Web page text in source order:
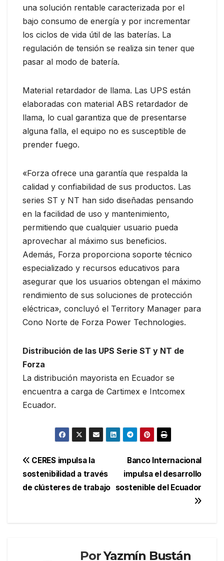
una solución rentable caracterizada por el
bajo consumo de energía y por incrementar
los ciclos de vida útil de las baterías. La
regulación de tensión se realiza sin tener que
pasar al modo de batería.
Material retardador de llama. Las UPS están
elaboradas con material ABS retardador de
llama, lo cual garantiza que de presentarse
alguna falla, el equipo no es susceptible de
prender fuego.
«Forza ofrece una garantía que respalda la
calidad y confiabilidad de sus productos. Las
series ST y NT han sido diseñadas pensando
en la facilidad de uso y mantenimiento,
permitiendo que cualquier usuario pueda
aprovechar al máximo sus beneficios.
Además, Forza proporciona soporte técnico
especializado y recursos educativos para
asegurar que los usuarios obtengan el máximo
rendimiento de sus soluciones de protección
eléctrica», concluyó el Territory Manager para
Cono Norte de Forza Power Technologies.
Distribución de las UPS Serie ST y NT de
Forza
La distribución mayorista en Ecuador se
encuentra a carga de Cartimex e Intcomex
Ecuador.
Navegación
de
Banco Internacional
impulsa el desarrollo
sostenible del Ecuador
CERES impulsa la
sostenibilidad a través
de clústeres de trabajo
PorYazmín Bustán